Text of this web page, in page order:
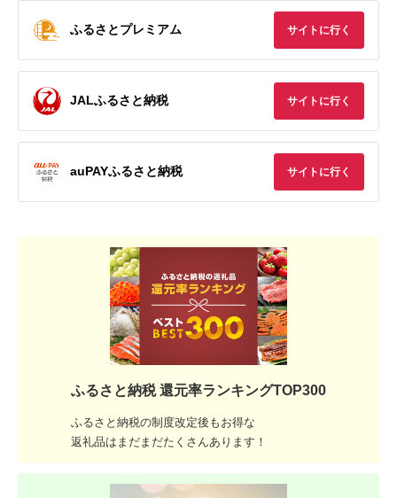
ふるさとプレミアム サイトに行く
JALふるさと納税 サイトに行く
auPAYふるさと納税 サイトに行く
ふるさと納税 還元率ランキングTOP300
ふるさと納税の制度改定後もお得な
返礼品はまだまだたくさんあります！